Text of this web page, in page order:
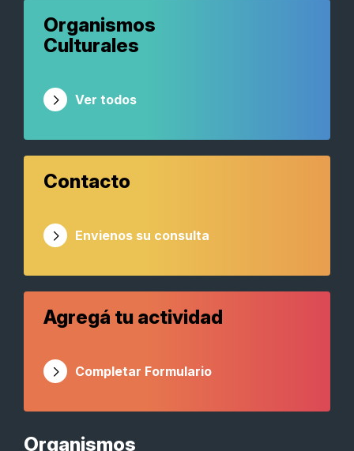
Organismos
Organismos
Culturales
Ver todos
Contacto
Envienos su consulta
Agregá tu actividad
Completar Formulario